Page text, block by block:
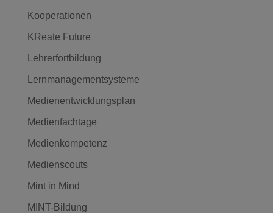
Kooperationen
KReate Future
Lehrerfortbildung
Lernmanagementsysteme
Medienentwicklungsplan
Medienfachtage
Medienkompetenz
Medienscouts
Mint in Mind
MINT-Bildung